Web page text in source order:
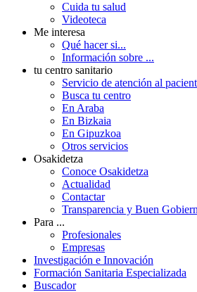
Cuida tu salud
Videoteca
Me interesa
Qué hacer si...
Información sobre ...
tu centro sanitario
Servicio de atención al
Busca tu centro
En Araba
En Bizkaia
En Gipuzkoa
Otros servicios
Osakidetza
Conoce Osakidetza
Actualidad
Contactar
Transparencia y Buen
Para ...
Profesionales
Empresas
Investigación e Innovación
Formación Sanitaria Especializada
Buscador